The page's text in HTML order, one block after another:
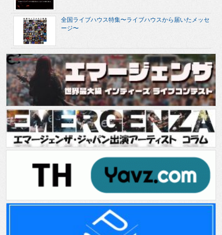
全国ライブハウス特集〜ライブハウスから届いたメッセ
ージ〜